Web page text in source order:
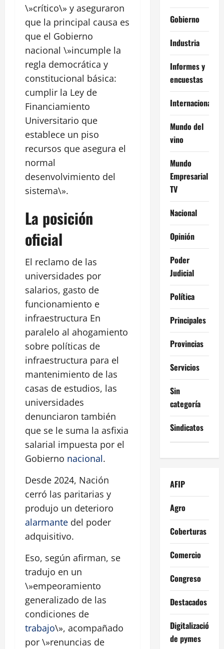
\»crítico\» y aseguraron
que la principal causa es
que el Gobierno
nacional \»incumple la
regla democrática y
constitucional básica:
cumplir la Ley de
Financiamiento
Universitario que
establece un piso
recursos que asegura el
normal
desenvolvimiento del
sistema\».
La posición
oficial
El reclamo de las
universidades por
salarios, gasto de
funcionamiento e
infraestructura En
paralelo al ahogamiento
sobre políticas de
infraestructura para el
mantenimiento de las
casas de estudios, las
universidades
denunciaron también
que se le suma la asfixia
salarial impuesta por el
Gobierno nacional.
Desde 2024, Nación
cerró las paritarias y
produjo un deterioro
alarmante del poder
adquisitivo.
Eso, según afirman, se
tradujo en un
\»empeoramiento
generalizado de las
condiciones de
trabajo\», acompañado
por \»renuncias de
Gobierno
Industria
Informes y
encuestas
Internacional
Mundo del
vino
Mundo
Empresarial
TV
Nacional
Opinión
Poder
Judicial
Política
Principales
Provincias
Servicios
Sin
categoría
Sindicatos
AFIP
Agro
Coberturas
Comercio
Congreso
Destacados
Digitalización
de pymes